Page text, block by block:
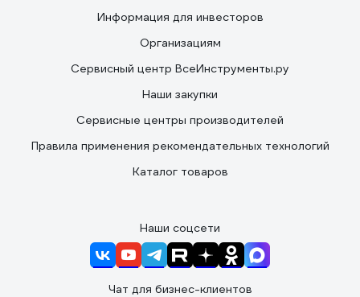
Информация для инвесторов
Организациям
Сервисный центр ВсеИнструменты.ру
Наши закупки
Сервисные центры производителей
Правила применения рекомендательных технологий
Каталог товаров
Наши соцсети
Чат для бизнес-клиентов